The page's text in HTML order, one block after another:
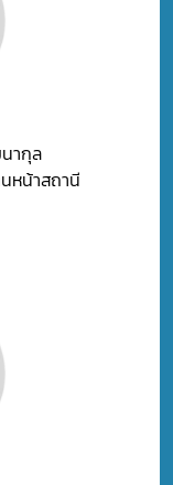
ากุล
หน้าสถานี